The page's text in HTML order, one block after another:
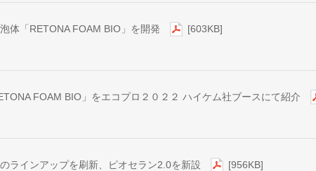
体「RETONA FOAM BIO」を開発 [603KB]
FOAM BIO」をエコプロ２０２２ ハイケム社ブースにて紹介
ラインアップを刷新、ピオセラン2.0を新設 [956KB]